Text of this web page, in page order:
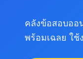
คลังข้อสอบออ
พร้อมเฉลย ใช้